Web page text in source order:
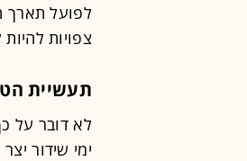
לפועל תארך
צפויות
תעשיית
ימי שידור